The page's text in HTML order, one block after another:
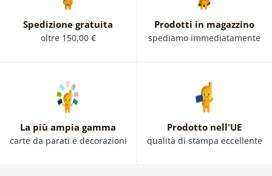
Spedizione gratuita
oltre 150,00 €
Prodotti in magazzino
spediamo immediatamente
La più ampia gamma
carte da parati e decorazioni
Prodotto nell'UE
qualità di stampa eccellente